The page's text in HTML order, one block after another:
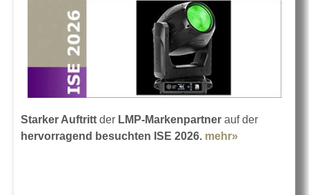
Starker Auftritt der LMP-Markenpartner auf der
hervorragend besuchten ISE 2026. mehr»